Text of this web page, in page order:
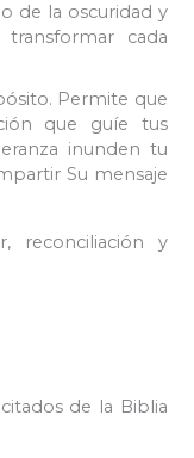
de la oscuridad y
cada
Permite que
que guíe tus
inunden tu
Su mensaje
reconciliación y
de la Biblia